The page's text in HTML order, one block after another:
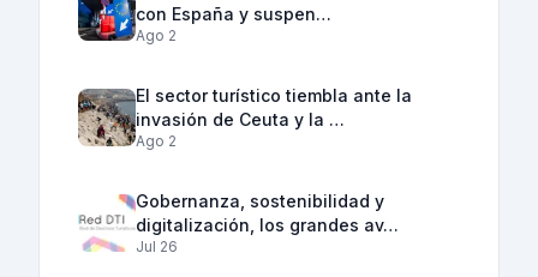
con España y suspen…
Ago 2
El sector turístico tiembla ante la
invasión de Ceuta y la …
Ago 2
Gobernanza, sostenibilidad y
digitalización, los grandes av…
Jul 26